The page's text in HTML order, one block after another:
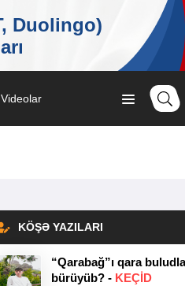
Videolar
KÖŞƏ YAZILARI
“Qarabağ”ı qara
bürüyüb? - KEÇID